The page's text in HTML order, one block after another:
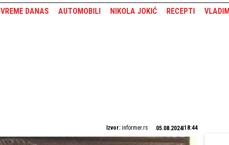
VREME DANAS AUTOMOBILI NIKOLA JOKIĆ RECEPTI
Izvor: informer.rs 05.08.2024 18:44